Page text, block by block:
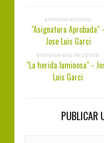
ENTRADA ANTIGUA
"Asignatura Aprobada" -
Jose Luis Garci
ENTRADA MÁS RECIENTE
"La herida luminosa" -
Luis Garci
PUBLICAR